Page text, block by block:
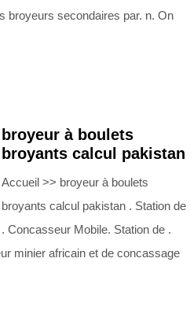
broyeurs secondaires par. n. On
broyeur à boulets
broyants calcul pakistan
Accueil >> broyeur à boulets
broyants calcul pakistan . Station de
. Concasseur Mobile. Station de .
minier africain et de concassage